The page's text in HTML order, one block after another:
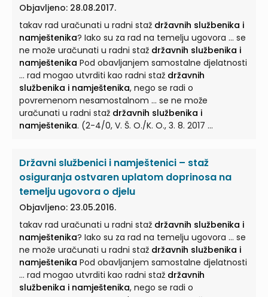
Objavljeno: 28.08.2017.
takav rad uračunati u radni staž državnih službenika i
namještenika? Iako su za rad na temelju ugovora ... se
ne može uračunati u radni staž državnih službenika i
namještenika Pod obavljanjem samostalne djelatnosti
... rad mogao utvrditi kao radni staž državnih
službenika i namještenika, nego se radi o
povremenom nesamostalnom ... se ne može
uračunati u radni staž državnih službenika i
namještenika. (2-4/0, V. Š. O./K. O., 3. 8. 2017 ...
Državni službenici i namještenici – staž
osiguranja ostvaren uplatom doprinosa na
temelju ugovora o djelu
Objavljeno: 23.05.2016.
takav rad uračunati u radni staž državnih službenika i
namještenika? Iako su za rad na temelju ugovora ... se
ne može uračunati u radni staž državnih službenika i
namještenika Pod obavljanjem samostalne djelatnosti
... rad mogao utvrditi kao radni staž državnih
službenika i namještenika, nego se radi o